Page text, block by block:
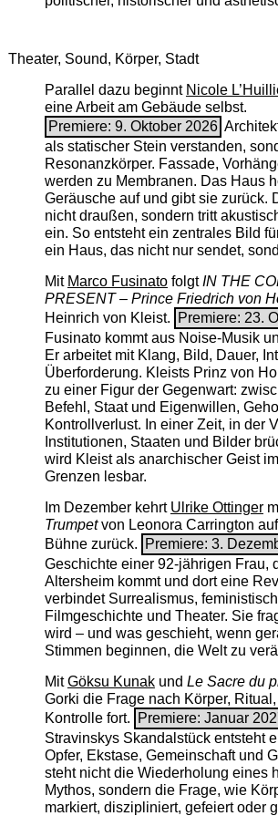
Theater, Sound, Körper, Stadt
Parallel dazu beginnt Nicole
eine Arbeit am Gebäude selbst.
Premiere: 9. Oktober 2026
als statischer Stein verstanden,
Resonanzkörper. Fassade,
werden zu Membranen. Das Haus
Geräusche auf und gibt sie zurück.
nicht draußen, sondern tritt
ein. So entsteht ein zentrales Bild
ein Haus, das nicht nur sendet,
Mit Marco FusinatofolgtIN THE
PRESENT – Prince Friedrich von
Heinrich von Kleist.
Premiere: 23.
Fusinato kommt aus Noise-Musik
Er arbeitet mit Klang, Bild, Dauer,
Überforderung. Kleists Prinz von
zu einer Figur der Gegenwart:
Befehl, Staat und Eigenwillen,
Kontrollverlust. In einer Zeit, in der
Institutionen, Staaten und Bilder
wird Kleist als anarchischer Geist
Grenzen lesbar.
Im Dezember kehrt Ulrike Ottinger
Trumpetvon Leonora Carrington
Bühne zurück.
Premiere: 3.
Geschichte einer 92-jährigen Frau,
Altersheim kommt und dort eine
verbindet Surrealismus,
Filmgeschichte und Theater. Sie
wird – und was geschieht, wenn
Stimmen beginnen, die Welt zu
MitGöksu Kunakund Le Sacre du
Gorki die Frage nach Körper,
Kontrolle fort.
Premiere: Januar
Stravinskys Skandalstück entsteht
Opfer, Ekstase, Gemeinschaft und
steht nicht die Wiederholung eines
Mythos, sondern die Frage, wie
markiert, diszipliniert, gefeiert oder